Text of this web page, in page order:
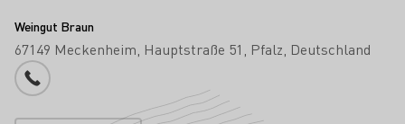
Weingut Braun
67149 Meckenheim Hauptstraße 51 Pfalz Deutschland
Telefonnummer